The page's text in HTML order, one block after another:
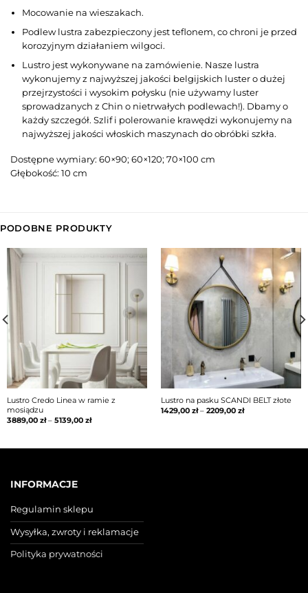
Mocowanie na wieszakach.
Podlew lustra zabezpieczony jest teflonem, co chroni je przed
korozyjnym działaniem wilgoci.
Lustro jest wykonywane na zamówienie. Nasze lustra
wykonujemy z najwyższej jakości belgijskich luster o dużej
przejrzystości i wysokim połysku (nie używamy luster
sprowadzanych z Chin o nietrwałych podlewach!). Dbamy o
każdy szczegół. Szlif i polerowanie krawędzi wykonujemy na
najwyższej jakości włoskich maszynach do obróbki szkła.
Dostępne wymiary: 60×90; 60×120; 70×100 cm
Głębokość: 10 cm
PODOBNE PRODUKTY
Lustro Credo Linea w ramie z
mosiądzu
3889,00 zł– 5139,00 zł
Lustro na pasku SCANDI BELT złote
1429,00 zł– 2209,00 zł
INFORMACJE
Regulamin sklepu
Wysyłka, zwroty i reklamacje
Polityka prywatności